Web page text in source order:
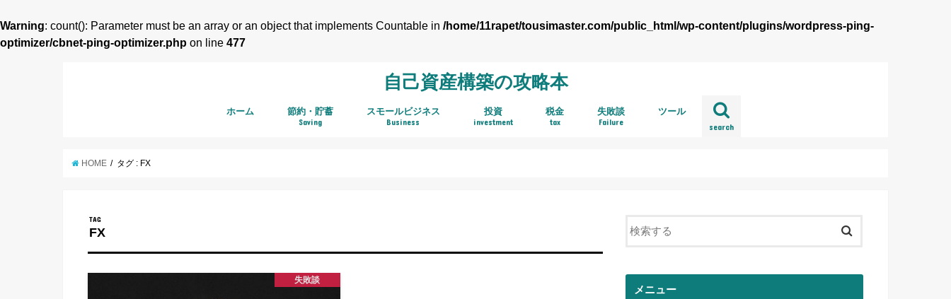
Warning: count(): Parameter must be an array or an object that implements Countable in /home/11rapet/tousimaster.com/public_html/wp-content/plugins/wordpress-ping-
optimizer/cbnet-ping-optimizer.php on line 477
自己資産構築の攻略本
search
ホーム 節約・貯蓄
Saving
スモールビジネス
Business
投資
investment
税金
tax
失敗談
Failure
ツール
HOME タグ : FX
TAG
FX
失敗談
メニュー